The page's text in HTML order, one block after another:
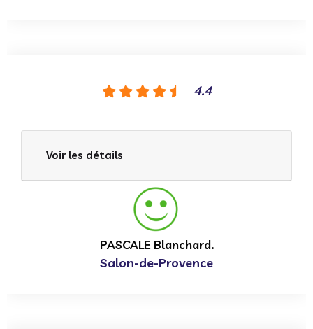
4.4
Voir les détails
PASCALE Blanchard.
Salon-de-Provence